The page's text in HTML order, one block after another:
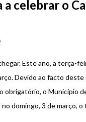
a celebrar o
Este ano, a terça-
Devido ao facto deste
obrigatório, o Município
no domingo, 3 de março,